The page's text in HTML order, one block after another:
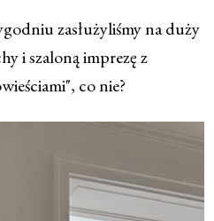
zasłużyliśmy na duży
i szaloną imprezę z
co nie?